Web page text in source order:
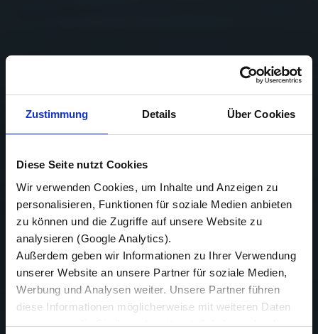
Zustimmung Details Über Cookies
Diese Seite nutzt Cookies
Wir verwenden Cookies, um Inhalte und Anzeigen zu
personalisieren, Funktionen für soziale Medien anbieten
zu können und die Zugriffe auf unsere Website zu
analysieren (Google Analytics).
Außerdem geben wir Informationen zu Ihrer Verwendung
unserer Website an unsere Partner für soziale Medien,
Werbung und Analysen weiter. Unsere Partner führen
diese Informationen möglicherweise mit weiteren Daten
zusammen, die Sie ihnen bereitgestellt haben oder die